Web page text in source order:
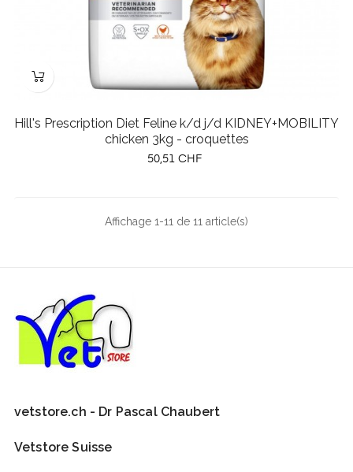
Hill's Prescription Diet Feline k/d j/d KIDNEY+MOBILITY
chicken 3kg - croquettes
Prix
50,51 CHF
Affichage 1-11 de 11 article(s)
vetstore.ch - Dr Pascal Chaubert
Vetstore Suisse